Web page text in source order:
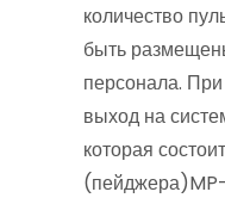
количество
быть
персонала.
выход на
которая